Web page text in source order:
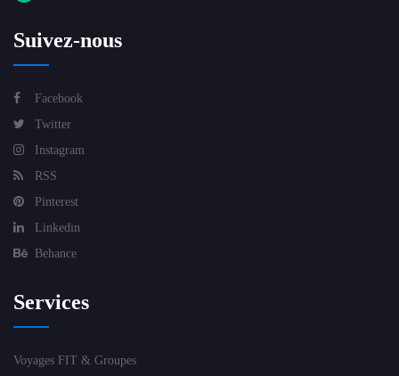
Suivez-nous
Facebook
Twitter
Instagram
RSS
Pinterest
Linkedin
Behance
Services
Voyages FIT & Groupes